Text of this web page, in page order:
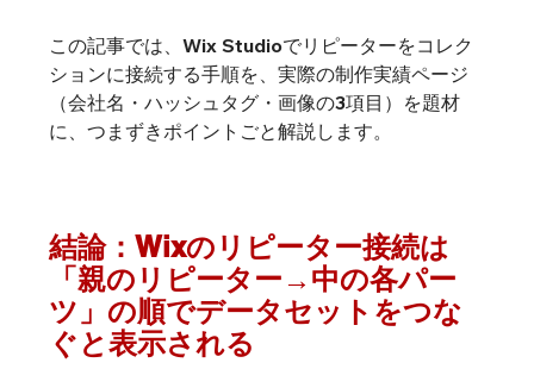
この記事では、Wix Studioでリピーターをコレク
ションに接続する手順を、実際の制作実績ページ
（会社名・ハッシュタグ・画像の3項目）を題材
に、つまずきポイントごと解説します。
結論：Wixのリピーター接続は
「親のリピーター→中の各パー
ツ」の順でデータセットをつな
ぐと表示される